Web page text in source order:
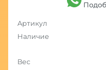
Артикул
Наличие
Вес